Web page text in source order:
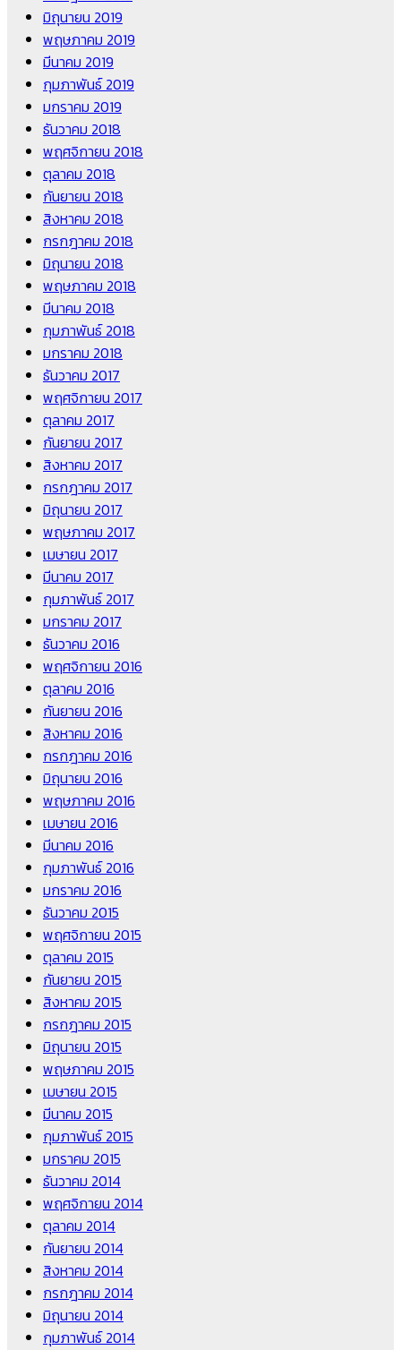
มิถุนายน 2019
พฤษภาคม 2019
มีนาคม 2019
กุมภาพันธ์ 2019
มกราคม 2019
ธันวาคม 2018
พฤศจิกายน 2018
ตุลาคม 2018
กันยายน 2018
สิงหาคม 2018
กรกฎาคม 2018
มิถุนายน 2018
พฤษภาคม 2018
มีนาคม 2018
กุมภาพันธ์ 2018
มกราคม 2018
ธันวาคม 2017
พฤศจิกายน 2017
ตุลาคม 2017
กันยายน 2017
สิงหาคม 2017
กรกฎาคม 2017
มิถุนายน 2017
พฤษภาคม 2017
เมษายน 2017
มีนาคม 2017
กุมภาพันธ์ 2017
มกราคม 2017
ธันวาคม 2016
พฤศจิกายน 2016
ตุลาคม 2016
กันยายน 2016
สิงหาคม 2016
กรกฎาคม 2016
มิถุนายน 2016
พฤษภาคม 2016
เมษายน 2016
มีนาคม 2016
กุมภาพันธ์ 2016
มกราคม 2016
ธันวาคม 2015
พฤศจิกายน 2015
ตุลาคม 2015
กันยายน 2015
สิงหาคม 2015
กรกฎาคม 2015
มิถุนายน 2015
พฤษภาคม 2015
เมษายน 2015
มีนาคม 2015
กุมภาพันธ์ 2015
มกราคม 2015
ธันวาคม 2014
พฤศจิกายน 2014
ตุลาคม 2014
กันยายน 2014
สิงหาคม 2014
กรกฎาคม 2014
มิถุนายน 2014
กุมภาพันธ์ 2014